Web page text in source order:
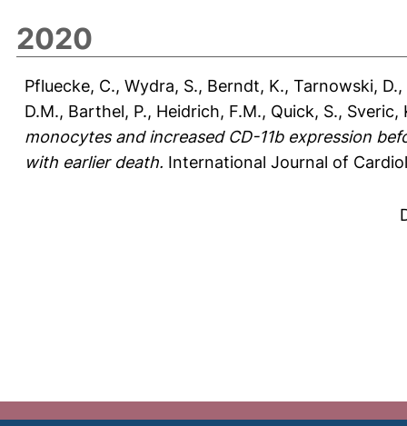
2020
Pfluecke, C., Wydra, S., Berndt, K., Tarnowski, D.,
D.M., Barthel, P., Heidrich, F.M., Quick, S., Sveric,
monocytes and increased CD-11b expression
with earlier death. International Journal of